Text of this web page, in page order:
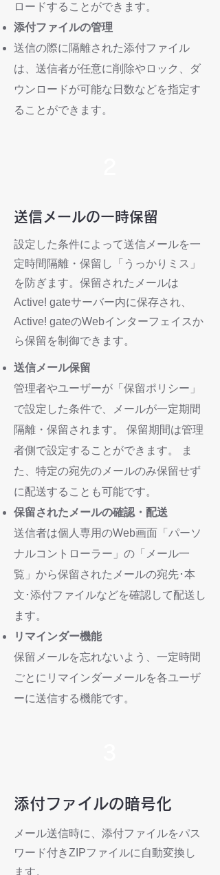
ロードすることができます。
添付ファイルの管理
送信の際に隔離された添付ファイル
は、送信者が任意に削除やロック、ダ
ウンロードが可能な日数などを指定す
ることができます。
送信メールの一時保留
設定した条件によって送信メールを一
定時間隔離・保留し「うっかりミス」
を防ぎます。保留されたメールは
Active! gateサーバー内に保存され、
Active! gateのWebインターフェイスか
ら保留を制御できます。
送信メール保留
管理者やユーザーが「保留ポリシー」
で設定した条件で、メールが一定期間
隔離・保留されます。 保留期間は管理
者側で設定することができます。 ま
た、特定の宛先のメールのみ保留せず
に配送することも可能です。
保留されたメールの確認・配送
送信者は個人専用のWeb画面「パーソ
ナルコントローラー」の「メール一
覧」から保留されたメールの宛先･本
文･添付ファイルなどを確認して配送し
ます。
リマインダー機能
保留メールを忘れないよう、一定時間
ごとにリマインダーメールを各ユーザ
ーに送信する機能です。
添付ファイルの暗号化
メール送信時に、添付ファイルをパス
ワード付きZIPファイルに自動変換し
ます。